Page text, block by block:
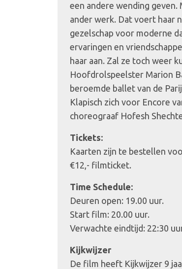
een andere wending
ander werk. Dat voert haar
gezelschap voor moderne
ervaringen en
haar aan. Zal ze toch weer
Hoofdrolspeelster Marion
beroemde ballet van de
Klapisch zich voor Encore
choreograaf Hofesh
Tickets:
Kaarten zijn te bestellen
€12,- filmticket.
Time Schedule:
Deuren open: 19.00 uur.
Start film: 20.00 uur.
Verwachte eindtijd: 22:30
Kijkwijzer
De film heeft Kijkwijzer 9